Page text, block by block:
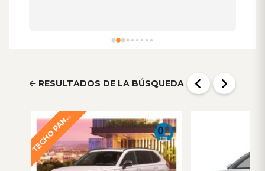
RESULTADOS DE LA BÚSQUEDA
T
E
C
H
O
P
A
N
O
R
Á
M
I
C
O